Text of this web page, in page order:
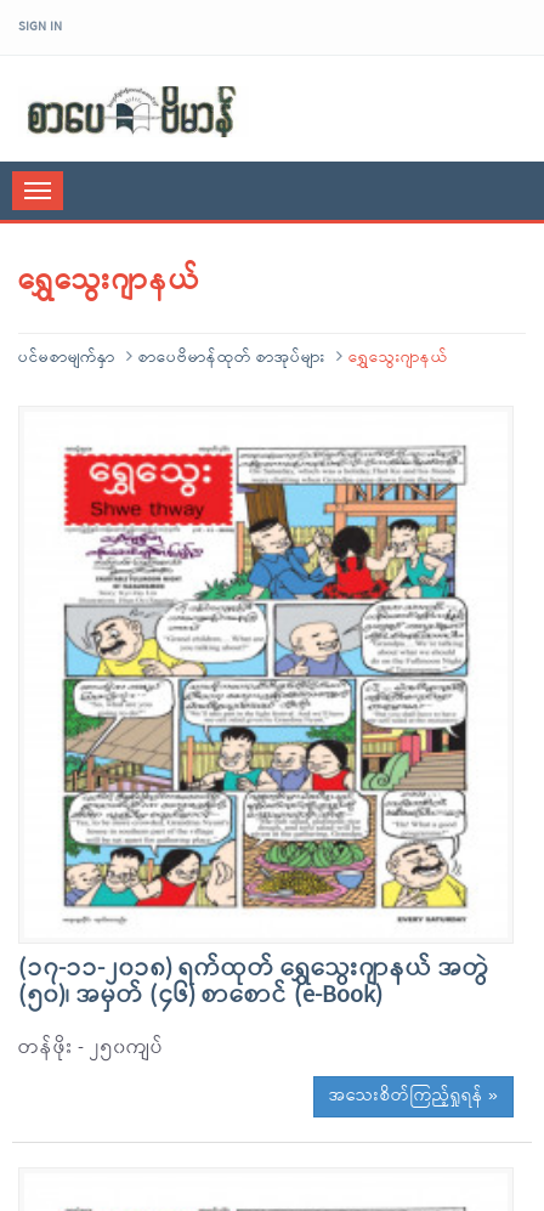
SIGN IN
Toggle
navigation
ရွှေသွေးဂျာနယ်
ပင်မစာမျက်နှာ စာပေဗိမာန်ထုတ် စာအုပ်များ ရွှေသွေးဂျာနယ်
(၁၇-၁၁-၂၀၁၈) ရက်ထုတ် ရွှေသွေးဂျာနယ် အတွဲ
(၅၀)၊ အမှတ် (၄၆) စာစောင် (e-Book)
တန်ဖိုး - ၂၅၀ကျပ်
အသေးစိတ်ကြည့်ရှုရန် »